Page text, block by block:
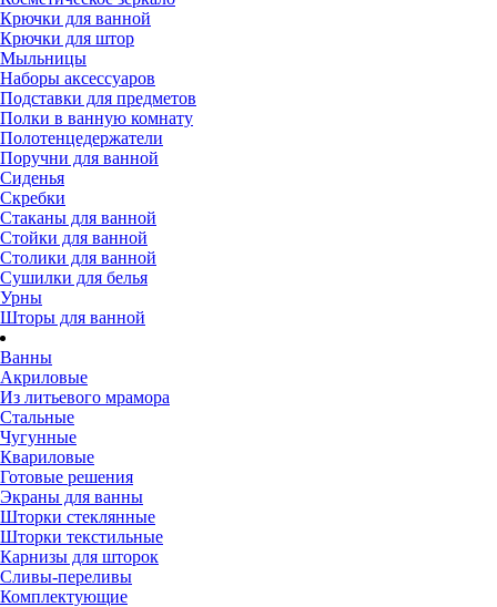
Крючки для ванной
Крючки для штор
Мыльницы
Наборы аксессуаров
Подставки для предметов
Полки в ванную комнату
Полотенцедержатели
Поручни для ванной
Сиденья
Скребки
Стаканы для ванной
Стойки для ванной
Столики для ванной
Сушилки для белья
Урны
Шторы для ванной
Ванны
Акриловые
Из литьевого мрамора
Стальные
Чугунные
Квариловые
Готовые решения
Экраны для ванны
Шторки стеклянные
Шторки текстильные
Карнизы для шторок
Сливы-переливы
Комплектующие